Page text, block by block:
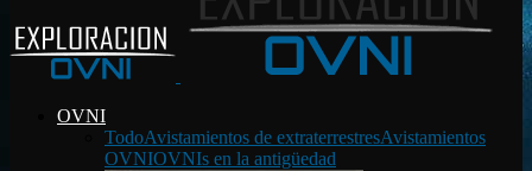
OVNI
TodoAvistamientos de extraterrestresAvistamientos
OVNIOVNIs en la antigüedad